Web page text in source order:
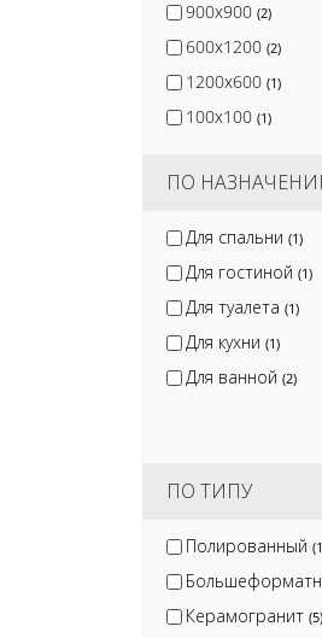
900x900 (2)
600x1200 (2)
1200x600 (1)
100x100 (1)
ПО
Для спальни (1)
Для гостиной (1)
Для туалета (1)
Для кухни (1)
Для ванной (2)
ПО ТИПУ
Полированный
Керамогранит (5)